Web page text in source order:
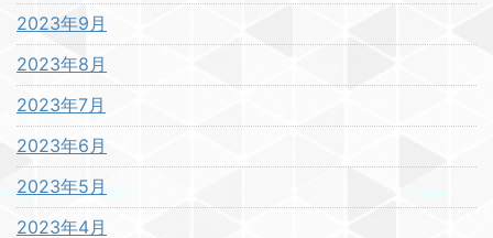
2023年9月
2023年8月
2023年7月
2023年6月
2023年5月
2023年4月